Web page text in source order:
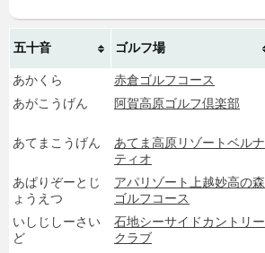
五十音 ゴルフ場
あかくら 赤倉ゴルフコース
あがこうげん
阿賀高原ゴルフ倶楽部
あてまこうげん
あてま高原リゾートベルナ
ティオ
あぱりぞーとじ
ょうえつ
アパリゾート上越妙高の森
ゴルフコース
いしじしーさい
ど
石地シーサイドカントリー
クラブ